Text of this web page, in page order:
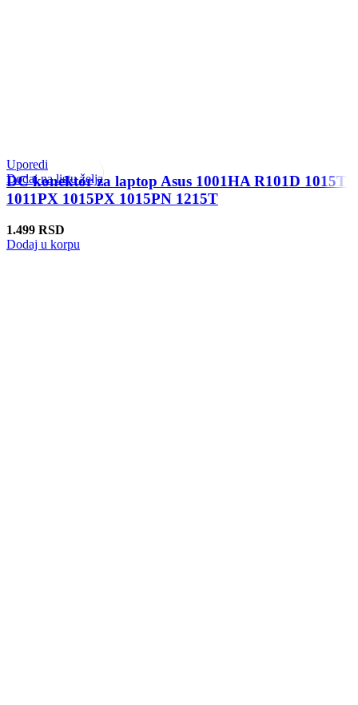
Uporedi
Dodaj na listu želja
DC konektor za laptop Asus 1001HA R101D 1015T
1011PX 1015PX 1015PN 1215T
1.499 RSD
Dodaj u korpu